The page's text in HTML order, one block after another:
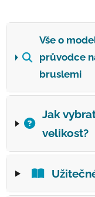
Vše o
průvodce
bruslemi
Jak
velikost?